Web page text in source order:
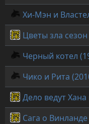
Хи-Мэн и
Цветы зла сезон
Черный котел
Чико и Рита
Дело ведут Хана
Сага о